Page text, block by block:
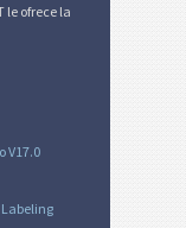
le ofrece la
V17.0
Labeling